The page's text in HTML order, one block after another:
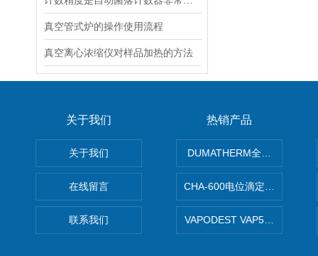
真空管式炉的操作使用流程
真空离心浓缩仪对样品加热的方法
关于我们
关于我们
在线留言
联系我们
热销产品
DUMATHERM全自动杜马斯
CHA-600电位滴定仪自动样品
VAPODEST VAP500全自